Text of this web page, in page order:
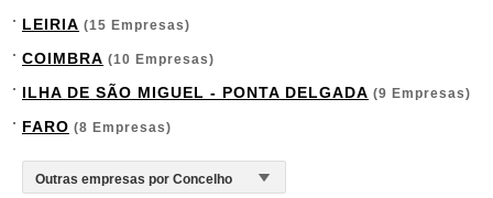
LEIRIA (15 Empresas)
COIMBRA (10 Empresas)
ILHA DE SÃO MIGUEL - PONTA DELGADA (9 Empresas)
FARO (8 Empresas)